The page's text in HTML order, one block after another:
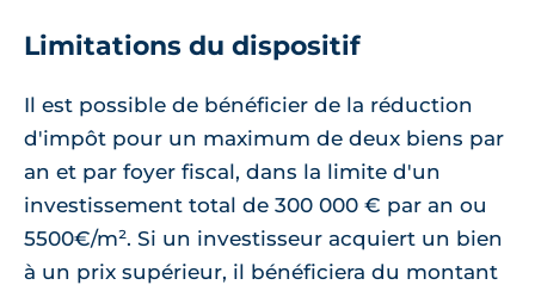
Limitations du dispositif
Il est possible de bénéficier de la réduction
d'impôt pour un maximum de deux biens par
an et par foyer fiscal, dans la limite d'un
investissement total de 300 000 € par an ou
5500€/m². Si un investisseur acquiert un bien
à un prix supérieur, il bénéficiera du montant